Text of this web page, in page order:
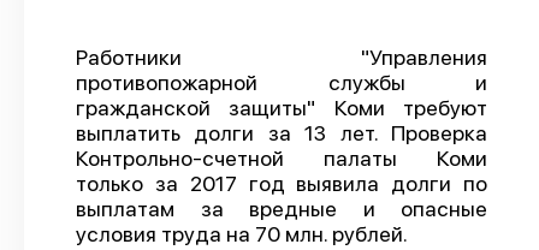
Отчеты
Предложить публикацию
Справочник
API
О проекте
Работники "Управления
противопожарной службы и
гражданской защиты" Коми требуют
выплатить долги за 13 лет. Проверка
Контрольно-счетной палаты Коми
только за 2017 год выявила долги по
выплатам за вредные и опасные
условия труда на 70 млн. рублей.